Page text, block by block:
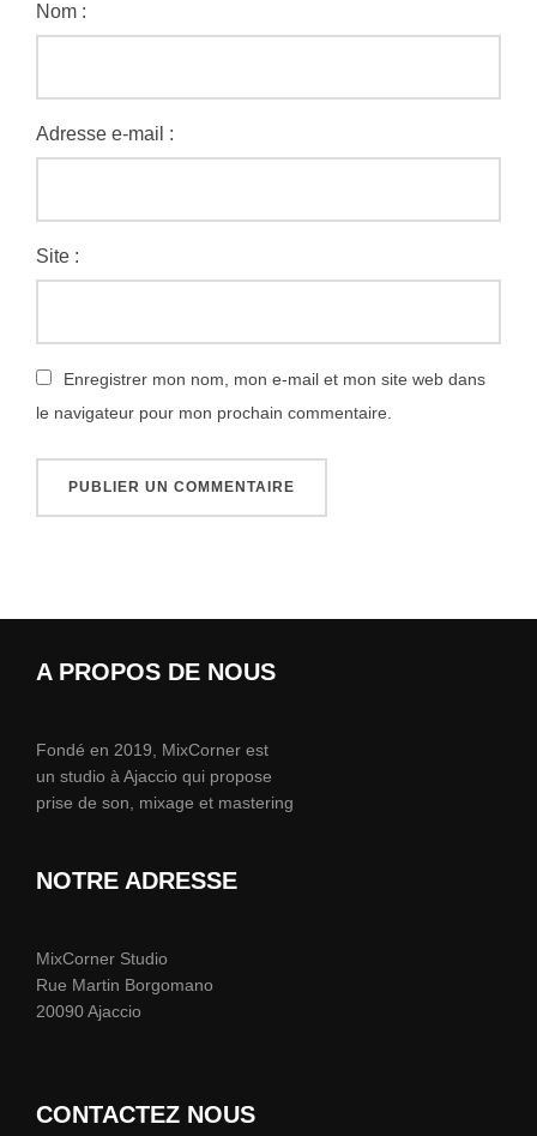
Nom :
Adresse e-mail :
Site :
Enregistrer mon nom, mon e-mail et mon site web dans
le navigateur pour mon prochain commentaire.
A PROPOS DE NOUS
Fondé en 2019, MixCorner est
un studio à Ajaccio qui propose
prise de son, mixage et mastering
NOTRE ADRESSE
MixCorner Studio
Rue Martin Borgomano
20090 Ajaccio
CONTACTEZ NOUS